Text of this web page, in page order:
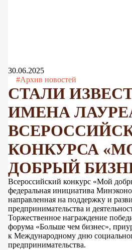
30.06.2025
#Архив новостей
СТАЛИ
ИМЕНА
КОНКУРСА
ДОБРЫЙ
Всероссийский конкурс «Мой
федеральная инициатива
направленная на поддержку и
предпринимательства и
Торжественное награждение
форума «Больше чем бизнес»,
к Международному дню
предпринимательства.